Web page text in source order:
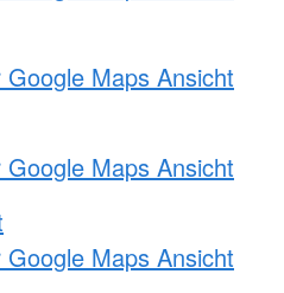
Google Maps Ansicht
Google Maps Ansicht
Google Maps Ansicht